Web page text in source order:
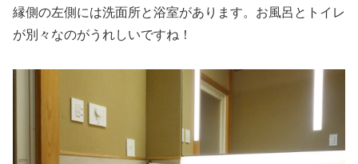
縁側の左側には洗面所と浴室があります。お風呂とトイレ
が別々なのがうれしいですね！